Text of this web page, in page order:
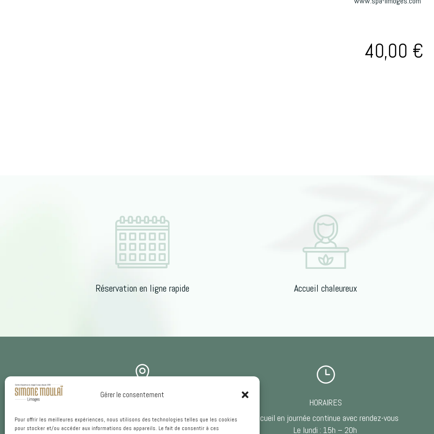
Gérer le consentement
Pour offrir les meilleures expériences, nous utilisons des technologies telles que les cookies
pour stocker et/ou accéder aux informations des appareils. Le fait de consentir à ces
40,00 €
Réservation en ligne rapide Accueil chaleureux

Centre d’expertise du visage et corps
13 Boulevard Georges Périn
}
HORAIRES
Accueil en journée continue avec rendez-vous
Le lundi : 15h – 20h